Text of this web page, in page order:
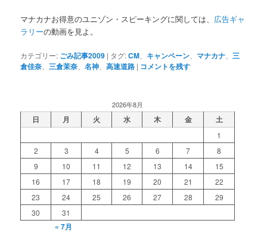
マナカナお得意のユニゾン・スピーキングに関しては、 広告ギャ
ラリーの動画を見よ。
カテゴリー: ごみ記事2009 | タグ:CM キャンペーン マナカナ
三
倉佳奈
三倉茉奈 、名神 、高速道路 | コメントを残す
2026年8月
日 月 火 水 木 金 土
1
2
3 4 5 6 7
8
9
10 11 12 13 14
15
16
17 18 19 20 21
22
23
24 25 26 27 28
29
30
31
« 7月